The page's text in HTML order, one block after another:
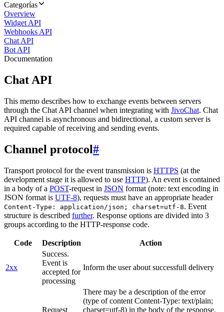
Categorías
Overview
Widget API
Webhooks API
Chat API
Bot API
Documentation
Chat API
This memo describes how to exchange events between servers
through the Chat API channel when integrating with JivoChat. Chat
API channel is asynchronous and bidirectional, a custom server is
required capable of receiving and sending events.
Channel protocol#
Transport protocol for the event transmission is HTTPS (at the
development stage it is allowed to use HTTP). An event is contained
in a body of a POST-request in JSON format (note: text encoding in
JSON format is UTF-8), requests must have an appropriate header
Content-Type: application/json; charset=utf-8. Event
structure is described further. Response options are divided into 3
groups according to the HTTP-response code.
Code Description Action
2xx
Success.
Event is
accepted for
processing
Inform the user about successfull delivery
Request
There may be a description of the error
(type of content Content-Type: text/plain;
charset=utf-8) in the body of the response.